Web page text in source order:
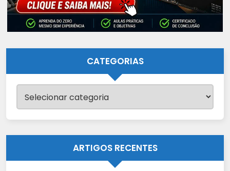
CATEGORIAS
ARTIGOS RECENTES